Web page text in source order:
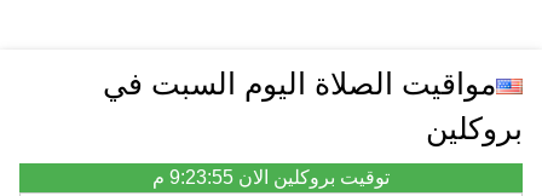
مواقيت الصلاة اليوم السبت في
بروكلين
توقيت بروكلين الان 9:23:55 م